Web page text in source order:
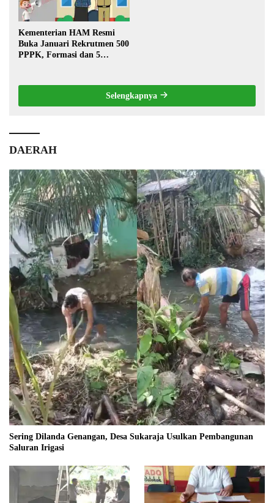
Kementerian HAM Resmi
Buka Januari Rekrutmen 500
PPPK, Formasi dan 5
Selengkapnya
DAERAH
Sering Dilanda Genangan, Desa Sukaraja Usulkan Pembangunan
Saluran Irigasi